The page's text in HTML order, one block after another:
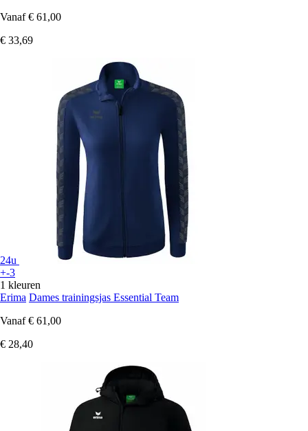
Vanaf € 61,00
€ 33,69
24u
+-3
1 kleuren
Erima Dames trainingsjas Essential Team
Vanaf € 61,00
€ 28,40